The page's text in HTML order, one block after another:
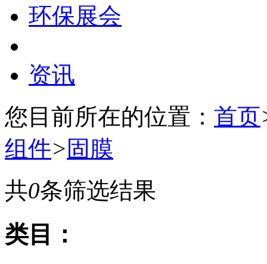
环保展会
资讯
您目前所在的位置： 首页
组件>固膜
共0条筛选结果
类目：